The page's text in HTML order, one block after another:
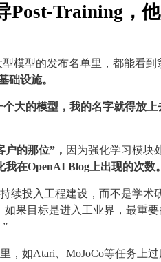
Post-Training，
模型的发布名单里，都能看到
础设施。
大的模型，我的名字就得放上
的那位”， 因为强化学习模块
我在OpenAI Blog上出现的次数
续投入工程建设，而不是学术
如果目标是进入工业界，最重
”
，如Atari、MoJoCo等任务上